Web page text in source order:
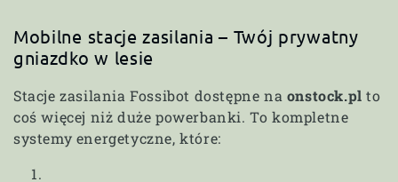
Mobilne stacje zasilania – Twój prywatny
gniazdko w lesie
Stacje zasilania Fossibot dostępne na onstock.pl to
coś więcej niż duże powerbanki. To kompletne
systemy energetyczne, które: